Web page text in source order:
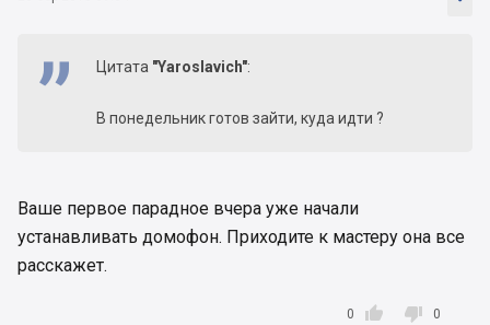
Цитата "Yaroslavich":
В понедельник готов зайти, куда идти ?
Ваше первое парадное вчера уже начали
устанавливать домофон. Приходите к мастеру она все
расскажет.

0  0